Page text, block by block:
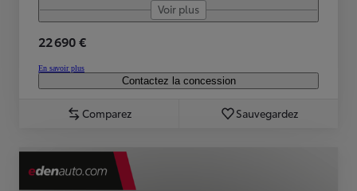
Voir plus
22 690 €
En savoir plus
Contactez la concession
Comparez Sauvegardez